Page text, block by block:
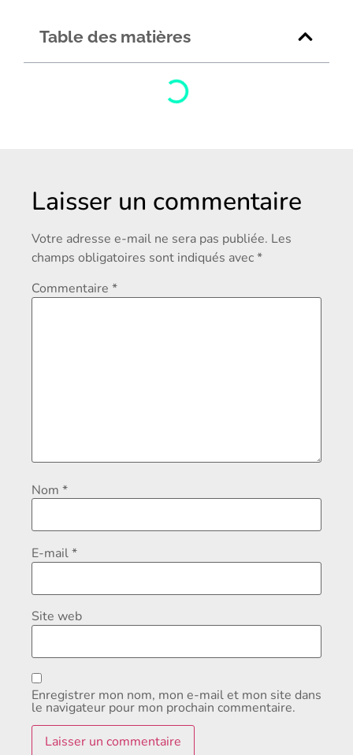
Table des matières
Laisser un commentaire
Votre adresse e-mail ne sera pas publiée. Les
champs obligatoires sont indiqués avec*
Commentaire *
Nom *
E-mail*
Site web
Enregistrer mon nom, mon e-mail et mon site dans
le navigateur pour mon prochain commentaire.